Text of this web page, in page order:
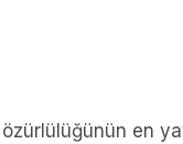
en